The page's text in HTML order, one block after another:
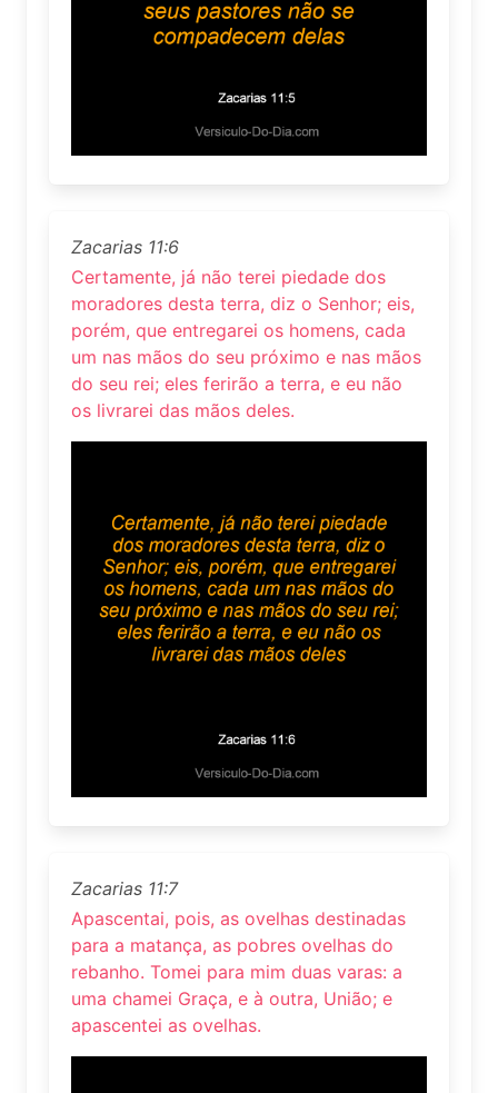
Zacarias 11:6
Certamente, já não terei piedade dos
moradores desta terra, diz o Senhor; eis,
porém, que entregarei os homens, cada
um nas mãos do seu próximo e nas mãos
do seu rei; eles ferirão a terra, e eu não
os livrarei das mãos deles.
Zacarias 11:7
Apascentai, pois, as ovelhas destinadas
para a matança, as pobres ovelhas do
rebanho. Tomei para mim duas varas: a
uma chamei Graça, e à outra, União; e
apascentei as ovelhas.